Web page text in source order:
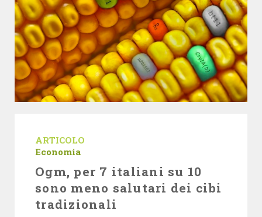
ARTICOLO
Economia
Ogm, per 7 italiani su 10
sono meno salutari dei cibi
tradizionali